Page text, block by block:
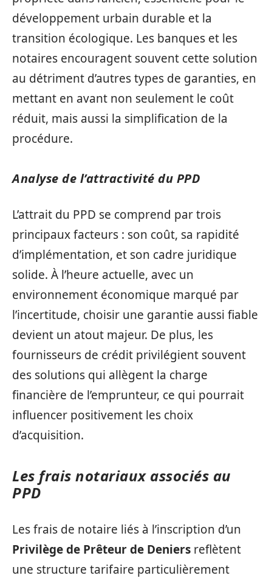
développement urbain durable et la
transition écologique. Les banques et les
notaires encouragent souvent cette solution
au détriment d’autres types de garanties, en
mettant en avant non seulement le coût
réduit, mais aussi la simplification de la
procédure.
Analyse de l’attractivité du PPD
L’attrait du PPD se comprend par trois
principaux facteurs : son coût, sa rapidité
d’implémentation, et son cadre juridique
solide. À l’heure actuelle, avec un
environnement économique marqué par
l’incertitude, choisir une garantie aussi fiable
devient un atout majeur. De plus, les
fournisseurs de crédit privilégient souvent
des solutions qui allègent la charge
financière de l’emprunteur, ce qui pourrait
influencer positivement les choix
d’acquisition.
Les frais notariaux associés au
PPD
Les frais de notaire liés à l’inscription d’un
Privilège de Prêteur de Deniers reflètent
une structure tarifaire particulièrement